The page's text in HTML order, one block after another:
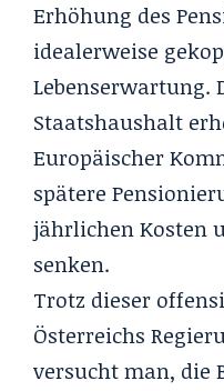
Erhöhung des
idealerweise
Lebenserwartung.
Staatshaushalt
Europäischer
spätere
jährlichen Kosten
senken.
Trotz dieser
Österreichs
versucht man, die